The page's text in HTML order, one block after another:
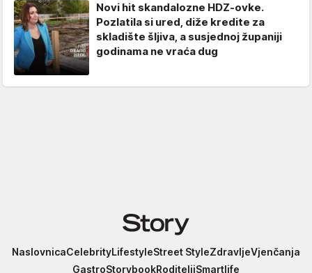
Novi hit skandalozne HDZ-ovke.
Pozlatila si ured, diže kredite za
skladište šljiva, a susjednoj županiji
godinama ne vraća dug
Story
NaslovnicaCelebrityLifestyleStreet StyleZdravljeVjenčanja
GastroStorybookRoditeljiSmartlife